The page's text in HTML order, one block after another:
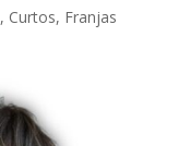
, Curtos, Franjas